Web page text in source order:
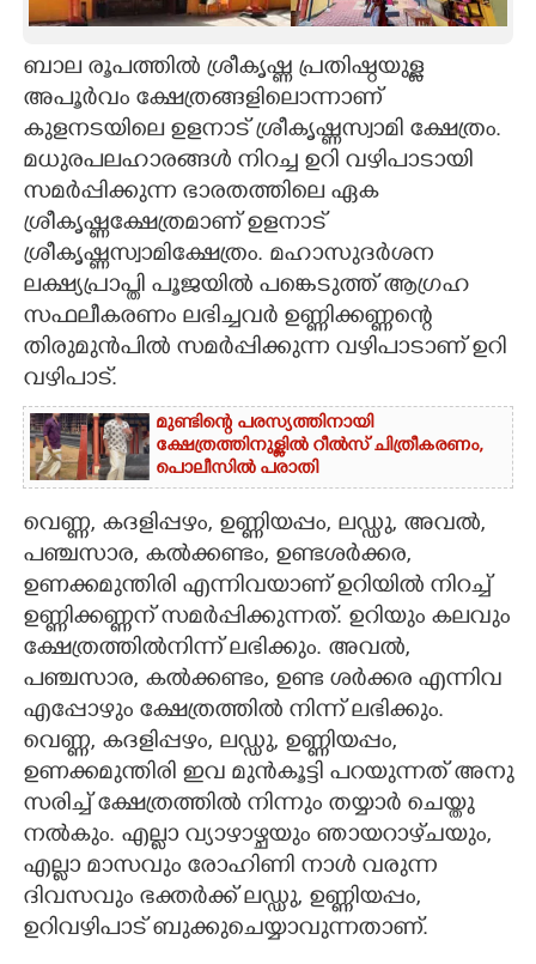
LITERATURE
ZOOM
CONTACT US
ബാല രൂപത്തിൽ ശ്രീകൃഷ്ണ പ്രതിഷ്ഠയുള്ള
അപൂർവം ക്ഷേത്രങ്ങളിലൊന്നാണ്
കുളനടയിലെ ഉളനാട് ശ്രീകൃഷ്ണസ്വാമി ക്ഷേത്രം.
മധുരപലഹാരങ്ങൾ നിറച്ച ഉറി വഴിപാടായി
സമർപ്പിക്കുന്ന ഭാരതത്തിലെ ഏക
ശ്രീകൃഷ്ണക്ഷേത്രമാണ് ഉളനാട്
ശ്രീകൃഷ്ണസ്വാമിക്ഷേത്രം. മഹാസുദർശന
ലക്ഷ്യപ്രാപ്തി പൂജയിൽ പങ്കെടുത്ത് ആഗ്രഹ
സഫലീകരണം ലഭിച്ചവർ ഉണ്ണിക്കണ്ണന്റെ
തിരുമുൻപിൽ സമർപ്പിക്കുന്ന വഴിപാടാണ് ഉറി
വഴിപാട്.
മുണ്ടിന്റെ പരസ്യത്തിനായി
ക്ഷേത്രത്തിനുള്ളിൽ റീൽസ് ചിത്രീകരണം,
പൊലീസിൽ പരാതി
വെണ്ണ, ക​ദ​ളിപ്പഴം, ഉണ്ണിയപ്പം, ല​ഡ്ഡു, അവൽ,
പഞ്ചസാര, കൽക്കണ്ടം, ഉണ്ടശർക്കര,
ഉണക്കമുന്തി​രി എന്നിവയാണ് ഉറിയിൽ നിറച്ച്
ഉണ്ണിക്കണ്ണന് സമർപ്പിക്കുന്നത്. ഉറിയും കലവും
ക്ഷേത്രത്തിൽനിന്ന് ലഭിക്കും. അവൽ,
പഞ്ചസാര, കൽക്കണ്ടം, ഉണ്ട ശർ​ക്ക​ര എന്നിവ
എപ്പോഴും ക്ഷേത്രത്തിൽ നിന്ന് ലഭി​ക്കും.
വെണ്ണ, ക​ദ​ളിപ്പഴം, ലഡ്ഡു, ഉണ്ണി​യപ്പം,
ഉണക്കമുന്തിരി ഇവ മുൻകൂട്ടി പറയുന്നത് അനു​
സ​രിച്ച് ക്ഷേത്രത്തിൽ നിന്നും തയ്യാർ ചെയ്തു
നൽ​കും. എല്ലാ വ്യാഴാഴ്ചയും ഞായറാഴ്​ച​യും,
എല്ലാ മാസവും രോഹിണി നാൾ വരുന്ന
ദിവസവും ഭക്തർക്ക് ലഡ്ഡു, ഉണ്ണി​യപ്പം,
ഉറിവഴിപാട് ബുക്കുചെയ്യാവുന്ന​താ​ണ്.